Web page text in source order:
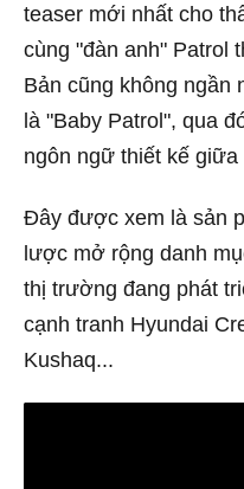
teaser mới nhất cho
cùng "đàn anh" Patrol
Bản cũng không ngần
là "Baby Patrol", qua
ngôn ngữ thiết kế giữa
Đây được xem là sản
lược mở rộng danh
thị trường đang phát
cạnh tranh Hyundai
Kushaq...